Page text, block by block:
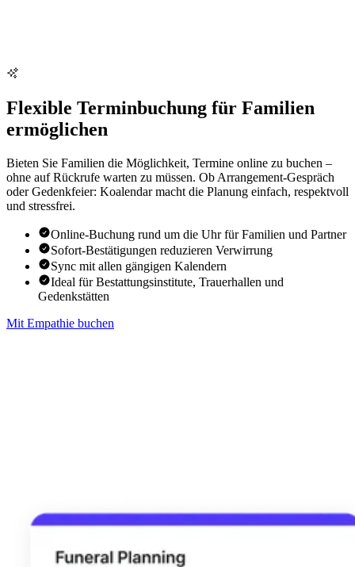
Flexible Terminbuchung für Familien
ermöglichen
Bieten Sie Familien die Möglichkeit, Termine online zu buchen –
ohne auf Rückrufe warten zu müssen. Ob Arrangement-Gespräch
oder Gedenkfeier: Koalendar macht die Planung einfach, respektvoll
und stressfrei.
Online-Buchung rund um die Uhr für Familien und Partner
Sofort-Bestätigungen reduzieren Verwirrung
Sync mit allen gängigen Kalendern
Ideal für Bestattungsinstitute, Trauerhallen und
Gedenkstätten
Mit Empathie buchen